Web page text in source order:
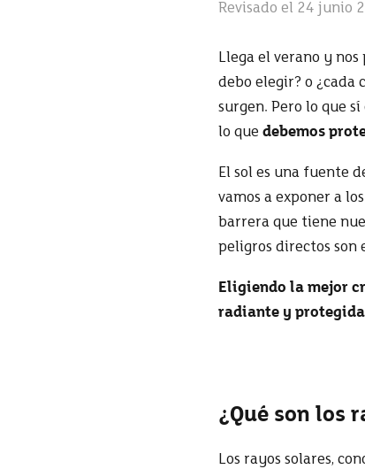
Revisado el 24 junio
Llega el verano y
debo elegir? o ¿cada
surgen. Pero lo que
lo que debemos
El sol es una fuente
vamos a exponer a
barrera que tiene
peligros directos son
Eligiendo la mejor
radiante y
¿Qué son los
Los rayos solares,